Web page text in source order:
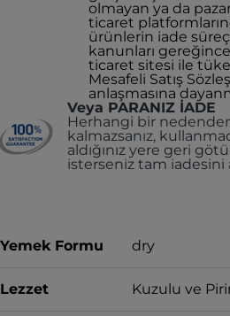
olmayan ya da
ticaret
ürünlerin iade
kanunları
ticaret sitesi ile
Mesafeli Satış
anlaşmasına
Veya PARANIZ İADE
Herhangi bir
kalmazsanız,
aldığınız yere geri
isterseniz tam iadesini
Yemek Formu dry
Lezzet Kuzulu ve